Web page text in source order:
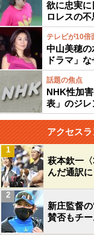
欲に忠実
ロレスの
テレビが10倍
中山美穂
ドラマ」
話題の焦点
NHK性加
表」のジレ
アクセス
萩本欽一
んだ通訳
1
新庄監督
賛否もチ
2